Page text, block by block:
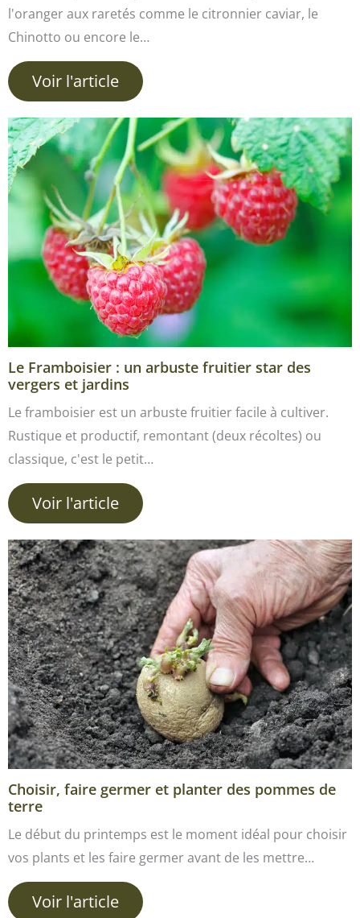
l'oranger aux raretés comme le citronnier caviar, le
Chinotto ou encore le…
Voir l'article
Le Framboisier : un arbuste fruitier star des
vergers et jardins
Le framboisier est un arbuste fruitier facile à cultiver.
Rustique et productif, remontant (deux récoltes) ou
classique, c'est le petit…
Voir l'article
Choisir, faire germer et planter des pommes de
terre
Le début du printemps est le moment idéal pour choisir
vos plants et les faire germer avant de les mettre…
Voir l'article